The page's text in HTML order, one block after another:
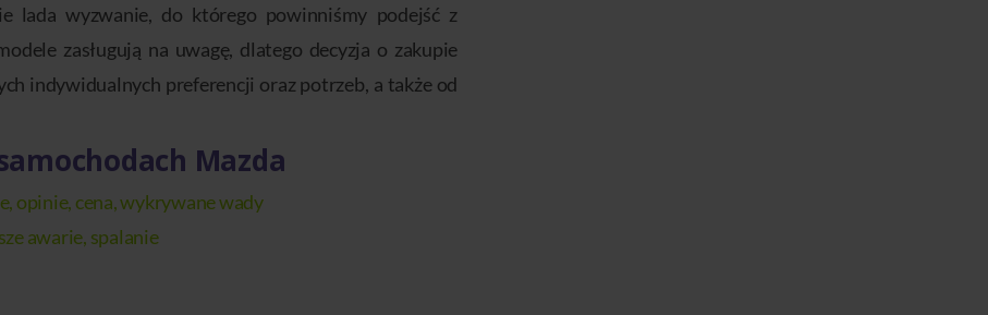
lada wyzwanie, do którego powinniśmy podejść z
zasługują na uwagę, dlatego decyzja o zakupie
indywidualnych preferencji oraz potrzeb, a także od
Mazda
opinie, cena, wykrywane wady
awarie, spalanie